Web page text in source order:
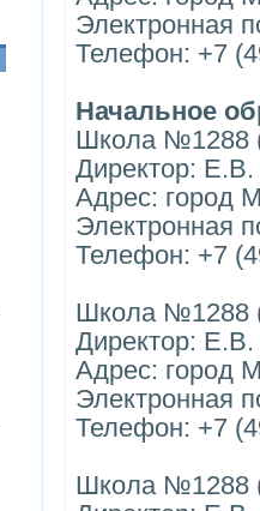
Электронная
Телефон: +7
Начальное
Школа №1288
Директор:
Адрес: город
Электронная
Телефон: +7
Школа №1288
Директор:
Адрес: город
Электронная
Телефон: +7
Школа №1288